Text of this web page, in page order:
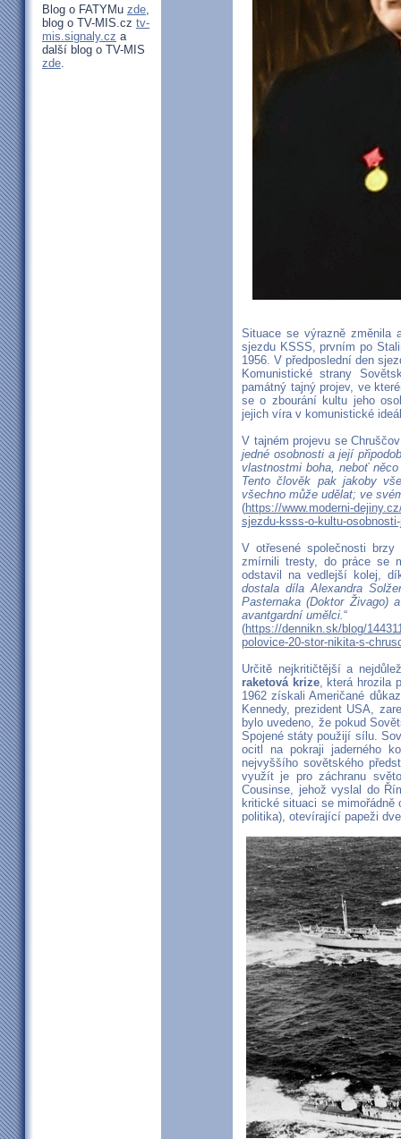
Blog o FATYMu zde,
blog o TV-MIS.cz tv-
mis.signaly.cz a
další blog o TV-MIS
zde.
Situace se výrazně změnila
sjezdu KSSS, prvním po
1956. V předposlední den
Komunistické strany
památný tajný projev, ve
se o zbourání kultu jeho
jejich víra v komunistické
V tajném projevu se
jedné osobnosti a její
vlastnostmi boha, neboť
Tento člověk pak jakoby
všechno může udělat; ve
(https://www.moderni-
sjezdu-ksss-o-kultu-
V otřesené společnosti brzy
zmírnili tresty, do práce se
odstavil na vedlejší kolej,
dostala díla Alexandra
Pasternaka (Doktor Živago)
avantgardní umělci.“
(https://dennikn.sk/blog/
polovice-20-stor-nikita-s-
Určitě nejkritičtější a
raketová krize, která hrozila
1962 získali Američané
Kennedy, prezident USA,
bylo uvedeno, že pokud
Spojené státy použijí sílu.
ocitl na pokraji jaderného
nejvyššího sovětského
využít je pro záchranu
Cousinse, jehož vyslal do
kritické situaci se
politika), otevírající papeži